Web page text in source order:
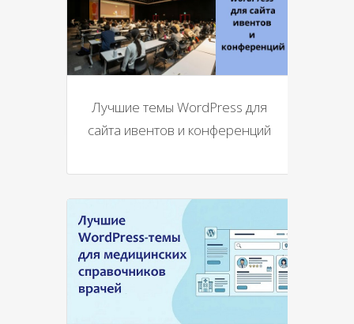
Лучшие темы WordPress для
сайта ивентов и конференций